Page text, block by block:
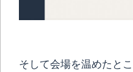
そして会場を温めたと